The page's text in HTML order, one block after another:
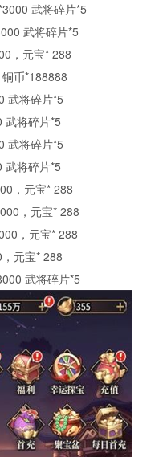
武将碎片*5
武将碎片*5
，元宝* 288
币*188888
武将碎片*5
武将碎片*5
武将碎片*5
武将碎片*5
，元宝* 288
，元宝* 288
，元宝* 288
元宝* 288
武将碎片*5